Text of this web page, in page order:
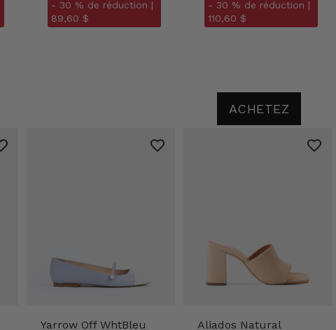
- 30 % de réduction |
89,60 $
- 30 % de réduction |
110,60 $
ACHETEZ
Yarrow Off WhtBleu
Aliados Natural